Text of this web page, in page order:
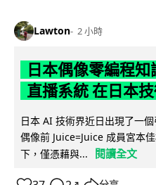
Lawton 2 小時
日本偶像零編程
直播系統 在日本
日本 AI 技術界近日出現了一
偶像前 Juice=Juice 成員宮本
下，僅憑藉與...
閱讀全文